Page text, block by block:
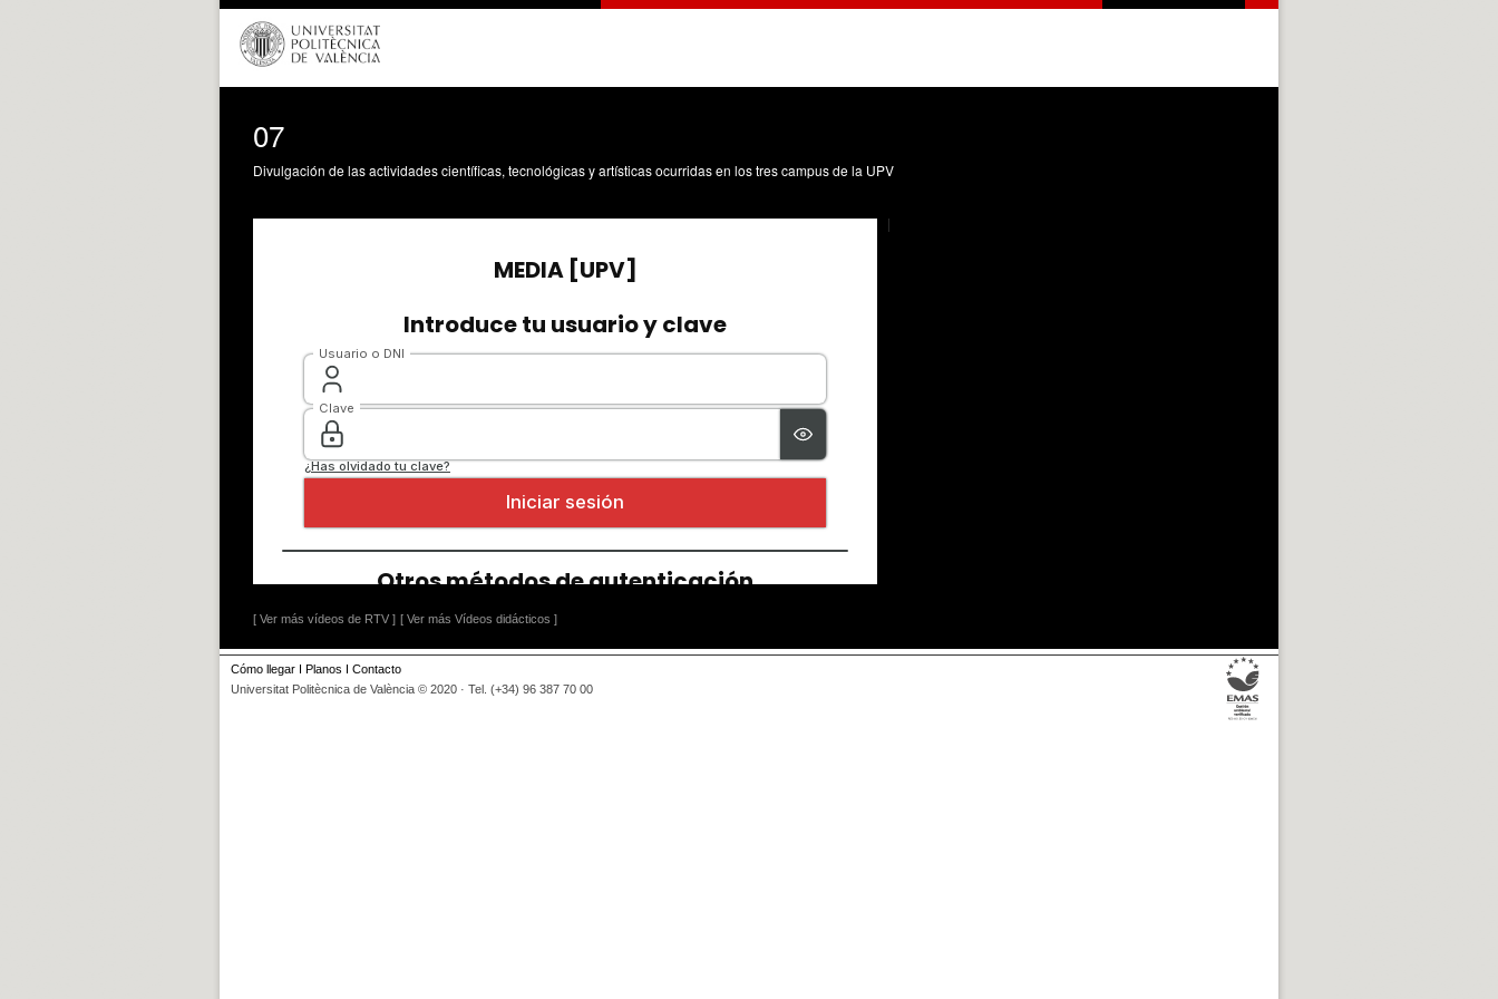
07
Divulgación de las actividades científicas, tecnológicas y artísticas ocurridas en los tres campus de la UPV
[ Ver más vídeos de RTV ] [ Ver más Vídeos didácticos ]
Cómo llegar I Planos I Contacto
Universitat Politècnica de València © 2020 · Tel. (+34) 96 387 70 00